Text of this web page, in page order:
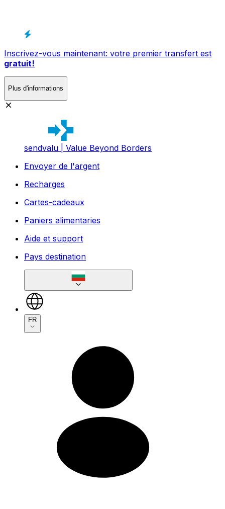
Inscrivez-vous maintenant: votre premier transfert est
gratuit!
Plus d'informations
sendvalu | Value Beyond Borders
Envoyer de l'argent
Recharges
Cartes-cadeaux
Paniers alimentaries
Aide et support
Pays destination
FR